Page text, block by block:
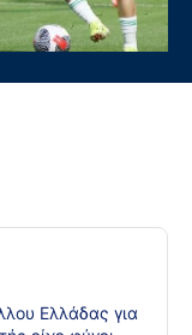
Ελλάδας για